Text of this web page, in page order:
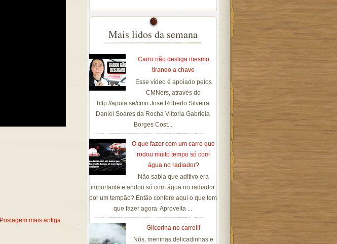
Postagem mais antiga
Mais lidos da semana
Carro não desliga mesmo
tirando a chave
Esse vídeo é apoiado pelos
CMNers, através do
http://apoia.se/cmn Jose Roberto Silveira
Daniel Soares da Rocha Vittoria Gabriela
Borges Cost...
O que fazer com um carro que
rodou muito tempo só com
água no radiador?
Não sabia que aditivo era
importante e andou só com água no radiador
por um tempão? Então confere aqui o que tem
que fazer agora. Aproveita ...
Glicerina no carro!!!
Nós, meninas delicadinhas e